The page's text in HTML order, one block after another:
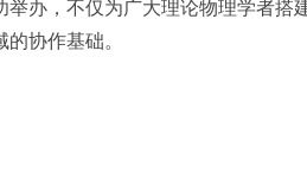
举办，不仅为广大理论物理学者
协作基础。